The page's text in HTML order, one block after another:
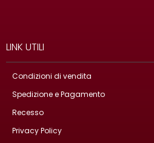
LINK UTILI
Condizioni di vendita
Spedizione e Pagamento
Recesso
Privacy Policy